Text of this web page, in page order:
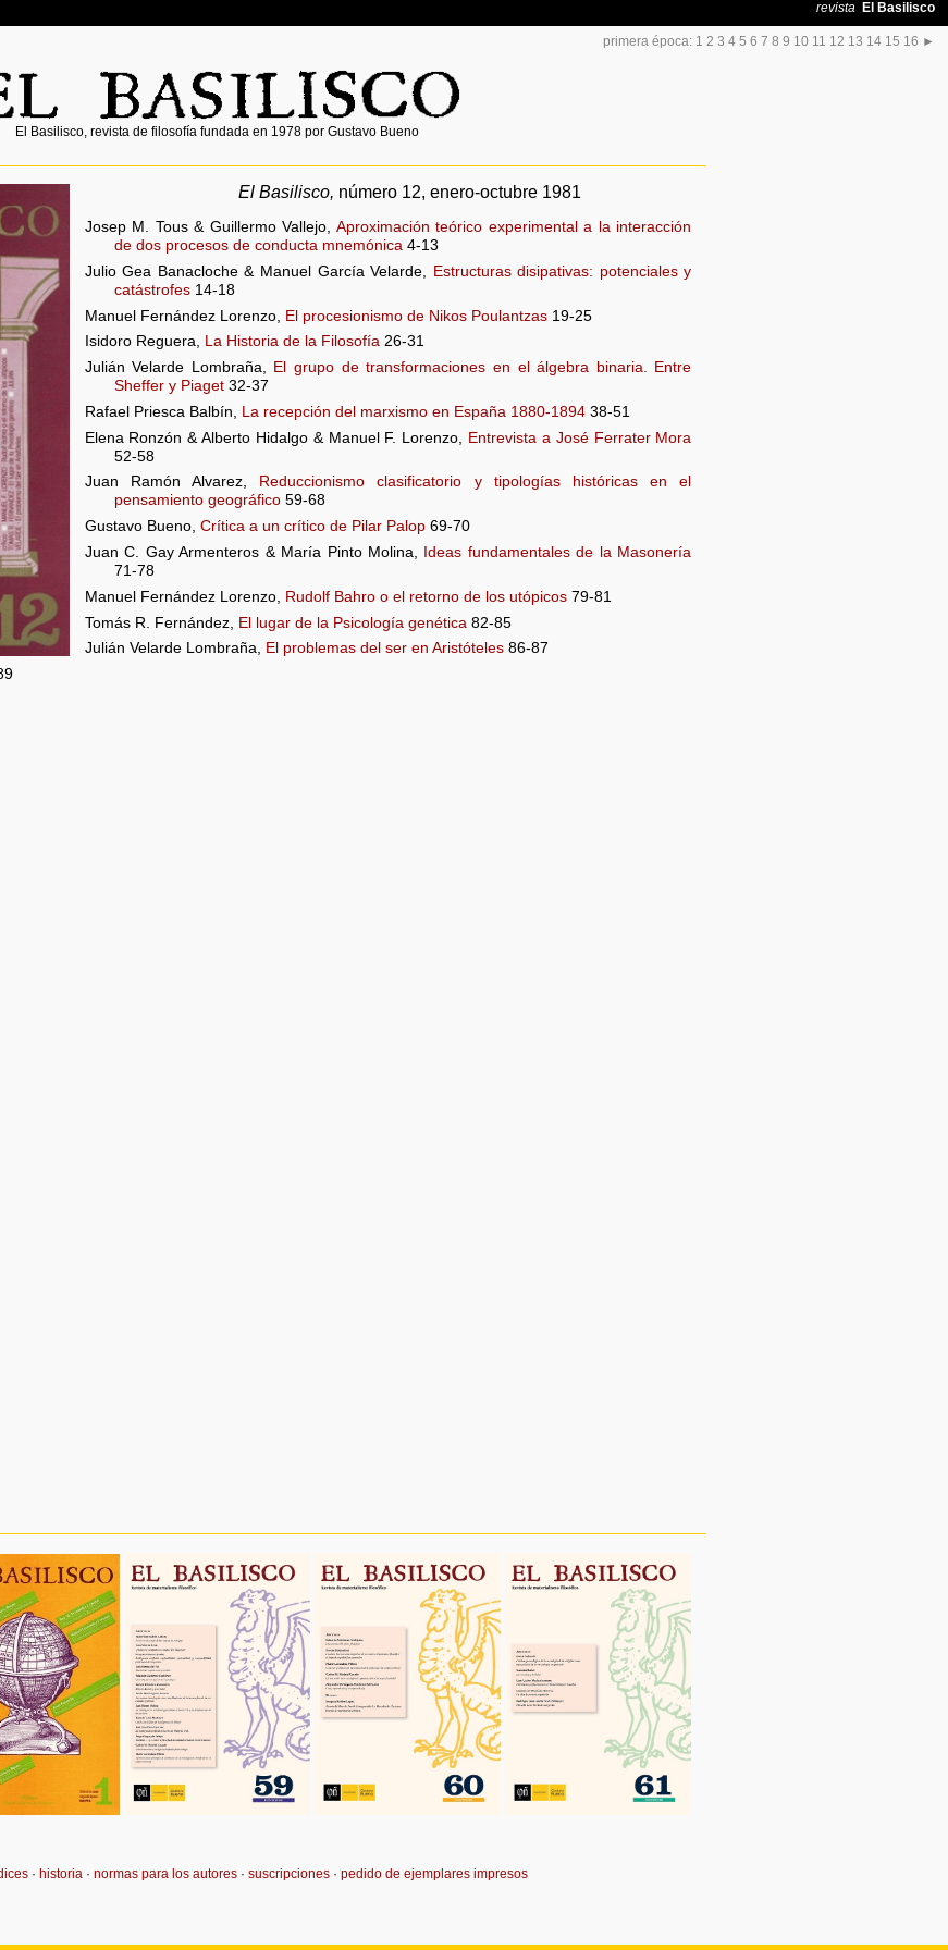
primera época: 1 2 3 4 5 6 7 8 9 10 11 12 13 14 15 16 ►
El Basilisco, revista de filosofía fundada en 1978 por Gustavo Bueno
El Basilisco, número 12, enero-octubre 1981
Josep M. Tous & Guillermo Vallejo, Aproximación teórico experimental a la interacción
de dos procesos de conducta mnemónica 4-13
Julio Gea Banacloche & Manuel García Velarde, Estructuras disipativas: potenciales y
catástrofes14-18
Manuel Fernández Lorenzo, El procesionismo de Nikos Poulantzas19-25
Isidoro Reguera, La Historia de la Filosofía26-31
Julián Velarde Lombraña, El grupo de transformaciones en el álgebra binaria. Entre
Sheffer y Piaget32-37
Rafael Priesca Balbín,
La recepción del marxismo en España 1880-189438-51
Elena Ronzón & Alberto Hidalgo & Manuel F. Lorenzo, Entrevista a José Ferrater Mora
52-58
Juan Ramón Alvarez,
Reduccionismo clasificatorio y tipologías históricas en el
pensamiento geográfico59-68
Gustavo Bueno, Crítica a un crítico de Pilar Palop69-70
Juan C. Gay Armenteros & María Pinto Molina,
Ideas fundamentales de la Masonería
71-78
Manuel Fernández Lorenzo,
Rudolf Bahro o el retorno de los utópicos79-81
Tomás R. Fernández, El lugar de la Psicología genética 82-85
Julián Velarde Lombraña, El problemas del ser en Aristóteles86-87
· historia · normas para los autores· suscripciones· pedido de ejemplares impresos